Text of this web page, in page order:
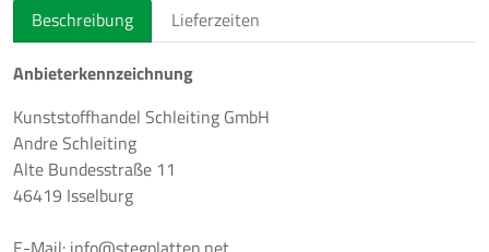
Beschreibung Lieferzeiten
Anbieterkennzeichnung
Kunststoffhandel Schleiting GmbH
Andre Schleiting
Alte Bundesstraße 11
46419 Isselburg